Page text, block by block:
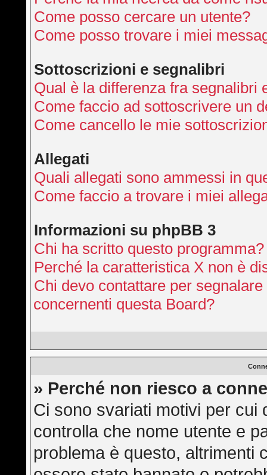
Come posso cercare un utente?
Come posso trovare i miei
Sottoscrizioni e segnalibri
Qual è la differenza fra segnalibri
Come faccio ad sottoscrivere un
Come cancello le mie
Allegati
Quali allegati sono ammessi in
Come faccio a trovare i miei
Informazioni su phpBB 3
Chi ha scritto questo programma?
Perché la caratteristica X non è
Chi devo contattare per
concernenti questa Board?
» Perché non riesco a
Ci sono svariati motivi per
controlla che nome utente e
problema è questo, altrimenti